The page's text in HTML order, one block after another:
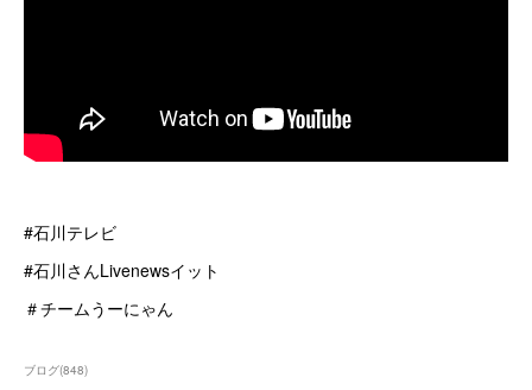
#石川テレビ
#石川さんLivenewsイット
＃チームうーにゃん
ブログ(848)